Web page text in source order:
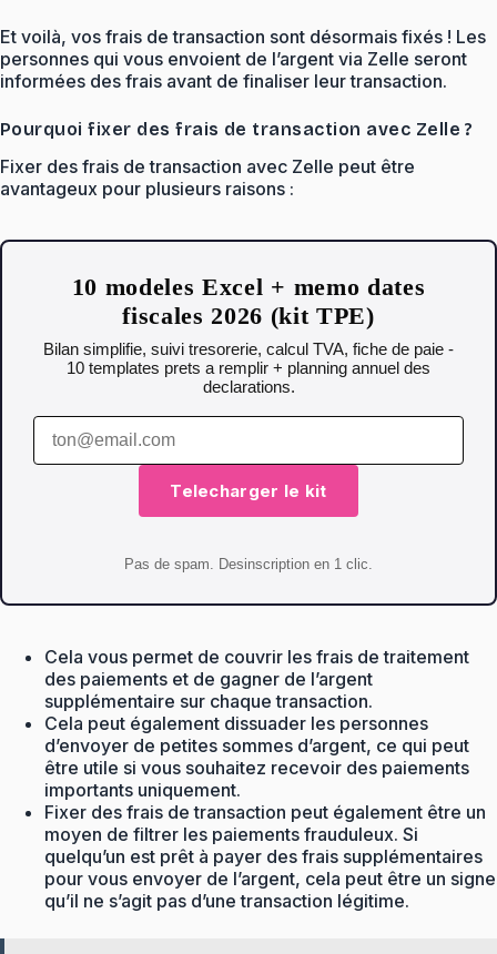
Et voilà, vos frais de transaction sont désormais fixés ! Les
personnes qui vous envoient de l’argent via Zelle seront
informées des frais avant de finaliser leur transaction.
Pourquoi fixer des frais de transaction avec Zelle ?
Fixer des frais de transaction avec Zelle peut être
avantageux pour plusieurs raisons :
10 modeles Excel + memo dates
fiscales 2026 (kit TPE)
Bilan simplifie, suivi tresorerie, calcul TVA, fiche de paie -
10 templates prets a remplir + planning annuel des
declarations.
Telecharger le kit
Pas de spam. Desinscription en 1 clic.
Cela vous permet de couvrir les frais de traitement
des paiements et de gagner de l’argent
supplémentaire sur chaque transaction.
Cela peut également dissuader les personnes
d’envoyer de petites sommes d’argent, ce qui peut
être utile si vous souhaitez recevoir des paiements
importants uniquement.
Fixer des frais de transaction peut également être un
moyen de filtrer les paiements frauduleux. Si
quelqu’un est prêt à payer des frais supplémentaires
pour vous envoyer de l’argent, cela peut être un signe
qu’il ne s’agit pas d’une transaction légitime.